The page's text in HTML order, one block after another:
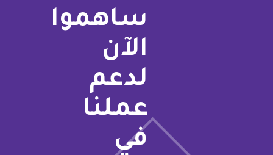
ساهموا
الآن
لدعم
عملنا
في